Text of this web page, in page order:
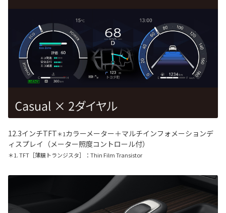
12.3インチTFT＊1カラーメーター＋マルチインフォメーションデ
ィスプレイ（メーター照度コントロール付）
＊1. TFT［薄膜トランジスタ］：Thin Film Transistor